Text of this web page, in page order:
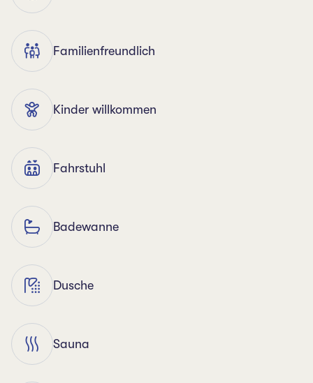
Familienfreundlich
Kinder willkommen
Fahrstuhl
Badewanne
Dusche
Sauna